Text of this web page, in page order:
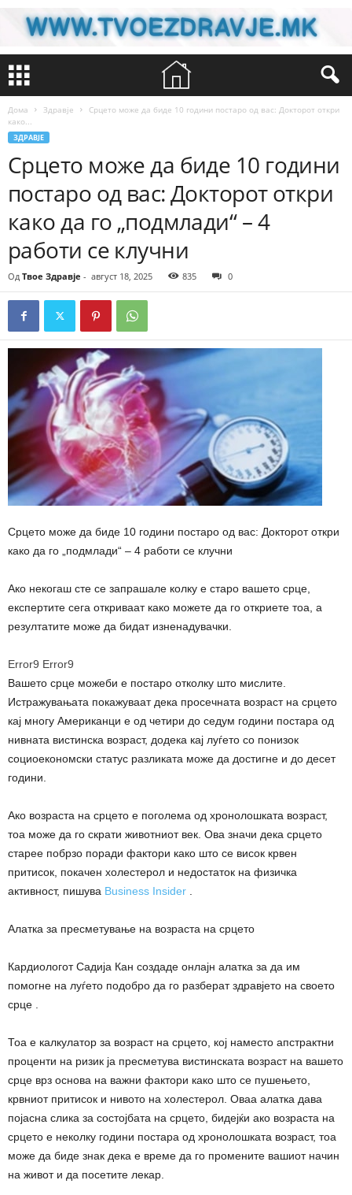
Дома Здравје
Срцето може да биде 10 години постаро од вас: Докторот откри
како...
ЗДРАВЈЕ
Срцето може да биде 10 години
постаро од вас: Докторот откри
како да го „подмлади“ – 4
работи се клучни
Од Твое Здравје - август 18, 2025 835 0
Срцето може да биде 10 години постаро од вас: Докторот откри
како да го „подмлади“ – 4 работи се клучни
Ако некогаш сте се запрашале колку е старо вашето срце,
експертите сега откриваат како можете да го откриете тоа, а
резултатите може да бидат изненадувачки.
Error9 Error9
Вашето срце можеби е постаро отколку што мислите.
Истражувањата покажуваат дека просечната возраст на срцето
кај многу Американци е од четири до седум години постара од
нивната вистинска возраст, додека кај луѓето со понизок
социоекономски статус разликата може да достигне и до десет
години.
Ако возраста на срцето е поголема од хронолошката возраст,
тоа може да го скрати животниот век. Ова значи дека срцето
старее побрзо поради фактори како што се висок крвен
притисок, покачен холестерол и недостаток на физичка
активност, пишува Business Insider
Алатка за пресметување на возраста на срцето
Кардиологот Садија Кан создаде онлајн алатка за да им
помогне на луѓето подобро да го разберат здравјето на своето
срце .
Тоа е калкулатор за возраст на срцето, кој наместо апстрактни
проценти на ризик ја пресметува вистинската возраст на вашето
срце врз основа на важни фактори како што се пушењето,
крвниот притисок и нивото на холестерол. Оваа алатка дава
појасна слика за состојбата на срцето, бидејќи ако возраста на
срцето е неколку години постара од хронолошката возраст, тоа
може да биде знак дека е време да го промените вашиот начин
на живот и да посетите лекар.